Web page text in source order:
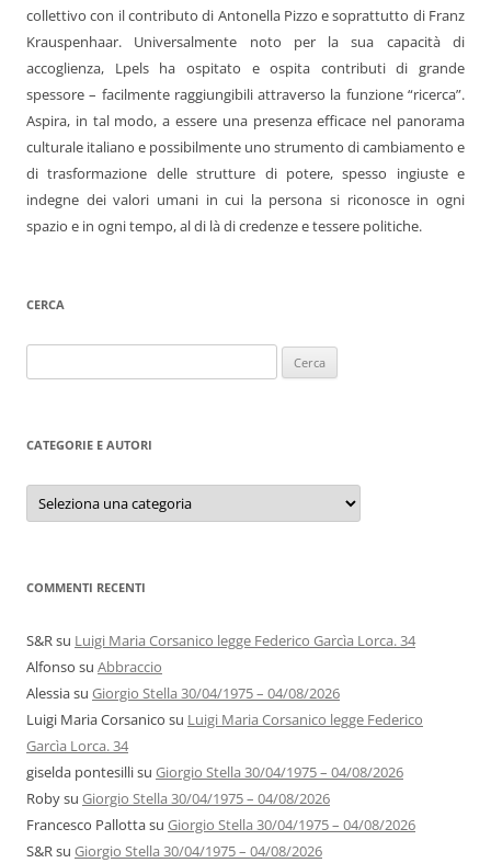
collettivo con il contributo di Antonella Pizzo e soprattutto di Franz
Krauspenhaar. Universalmente noto per la sua capacità di
accoglienza, Lpels ha ospitato e ospita contributi di grande
spessore – facilmente raggiungibili attraverso la funzione “ricerca”.
Aspira, in tal modo, a essere una presenza efficace nel panorama
culturale italiano e possibilmente uno strumento di cambiamento e
di trasformazione delle strutture di potere, spesso ingiuste e
indegne dei valori umani in cui la persona si riconosce in ogni
spazio e in ogni tempo, al di là di credenze e tessere politiche.
CERCA
per:
CATEGORIE E AUTORI
Categorie
autori
COMMENTI RECENTI
S&Rsu Luigi Maria Corsanico legge Federico Garcìa Lorca. 34
Alfonso su Abbraccio
Alessiasu Giorgio Stella 30/04/1975 – 04/08/2026
Luigi Maria Corsanico su Luigi Maria Corsanico legge Federico
Garcìa Lorca. 34
giselda pontesillisu Giorgio Stella 30/04/1975 – 04/08/2026
Robysu Giorgio Stella 30/04/1975 – 04/08/2026
Francesco Pallottasu Giorgio Stella 30/04/1975 – 04/08/2026
S&Rsu Giorgio Stella 30/04/1975 – 04/08/2026